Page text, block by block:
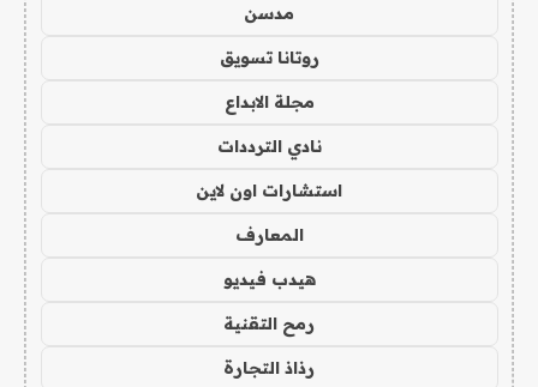
مدسن
روتانا تسويق
مجلة الابداع
نادي الترددات
استشارات اون لاين
المعارف
هيدب فيديو
رمح التقنية
رذاذ التجارة